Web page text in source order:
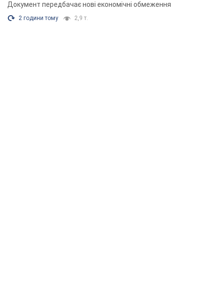
Документ передбачає нові економічні обмеження
2 години тому 2,9 т.